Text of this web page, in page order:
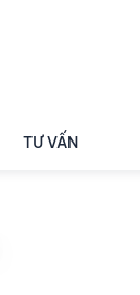
TƯ VẤN